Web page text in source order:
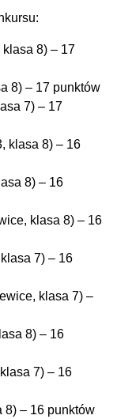
8) – 17
8) – 17 punktów
7) – 17
klasa 8) – 16
8) – 16
klasa 8) – 16
7) – 16
klasa 7) –
8) – 16
7) – 16
8) – 16 punktów